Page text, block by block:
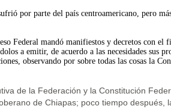
por parte del país centroamericano, pero
Federal mandó manifiestos y decretos con el
a emitir, de acuerdo a las necesidades sus
observando por sobre todas las cosas la
de la Federación y la Constitución
de Chiapas; poco tiempo después,